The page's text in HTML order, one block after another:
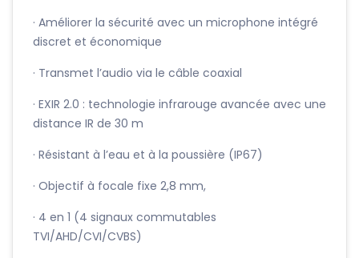
· Améliorer la sécurité avec un microphone intégré
discret et économique
· Transmet l’audio via le câble coaxial
· EXIR 2.0 : technologie infrarouge avancée avec une
distance IR de 30 m
· Résistant à l’eau et à la poussière (IP67)
· Objectif à focale fixe 2,8 mm,
· 4 en 1 (4 signaux commutables
TVI/AHD/CVI/CVBS)